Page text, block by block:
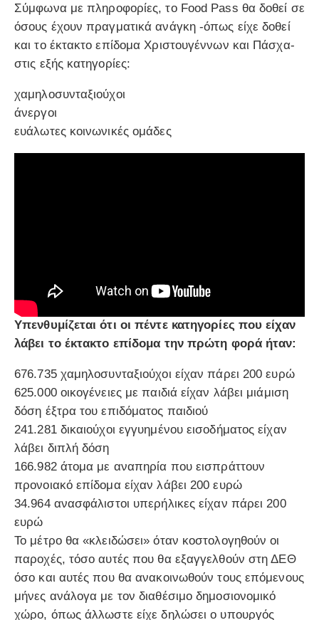
Σύμφωνα με πληροφορίες, το Food Pass θα δοθεί σε
όσους έχουν πραγματικά ανάγκη -όπως είχε δοθεί
και το έκτακτο επίδομα Χριστουγέννων και Πάσχα-
στις εξής κατηγορίες:
χαμηλοσυνταξιούχοι
άνεργοι
ευάλωτες κοινωνικές ομάδες
Υπενθυμίζεται ότι οι πέντε κατηγορίες που είχαν
λάβει το έκτακτο επίδομα την πρώτη φορά ήταν:
676.735 χαμηλοσυνταξιούχοι είχαν πάρει 200 ευρώ
625.000 οικογένειες με παιδιά είχαν λάβει μιάμιση
δόση έξτρα του επιδόματος παιδιού
241.281 δικαιούχοι εγγυημένου εισοδήματος είχαν
λάβει διπλή δόση
166.982 άτομα με αναπηρία που εισπράττουν
προνοιακό επίδομα είχαν λάβει 200 ευρώ
34.964 ανασφάλιστοι υπερήλικες είχαν πάρει 200
ευρώ
Το μέτρο θα «κλειδώσει» όταν κοστολογηθούν οι
παροχές, τόσο αυτές που θα εξαγγελθούν στη ΔΕΘ
όσο και αυτές που θα ανακοινωθούν τους επόμενους
μήνες ανάλογα με τον διαθέσιμο δημοσιονομικό
χώρο, όπως άλλωστε είχε δηλώσει ο υπουργός